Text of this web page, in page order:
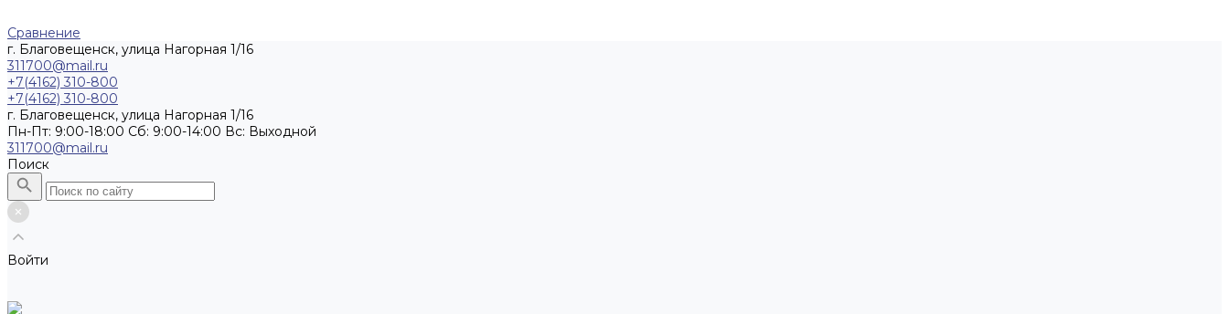
Сравнение
г. Благовещенск, улица Нагорная 1/16
311700@mail.ru
+7(4162) 310-800
+7(4162) 310-800
г. Благовещенск, улица Нагорная 1/16
Пн-Пт: 9:00-18:00 Cб: 9:00-14:00 Вс: Выходной
311700@mail.ru
Поиск
Войти